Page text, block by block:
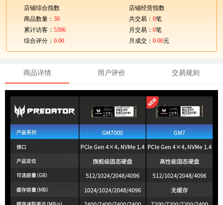
店铺综合指数
商品数量： 30
累计访客： 5396
综合评分： 0.00
店铺经营指数
共交易： 0笔
月交易： 0笔
月成交： 0.00元
商品详情 用户评价 交易规则